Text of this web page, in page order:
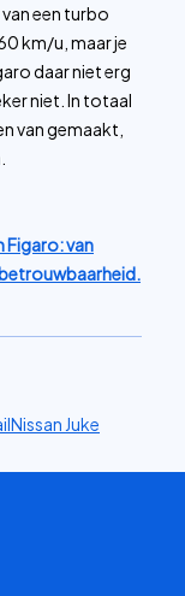
een turbo
km/u, maar je
daar niet erg
niet. In totaal
van gemaakt,
Figaro: van
Nissan Juke